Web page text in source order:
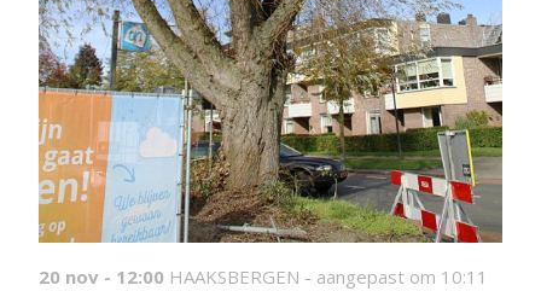
20 nov - 12:00 HAAKSBERGEN - aangepast om 10:11